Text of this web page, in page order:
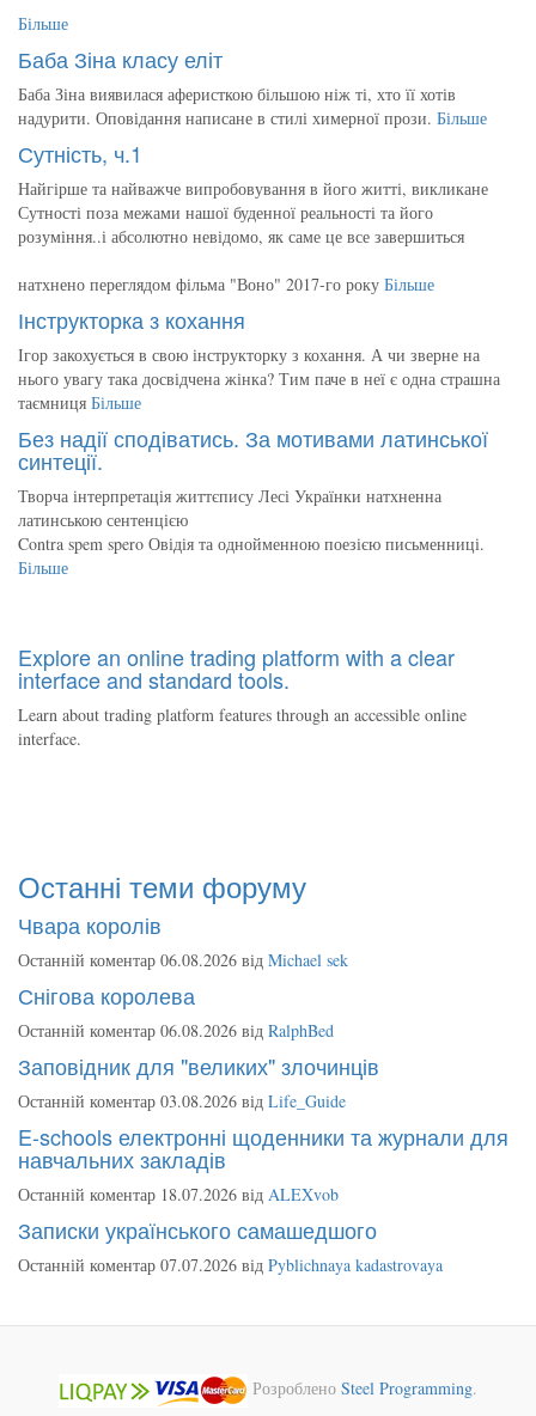
Більше
Баба Зіна класу еліт
Баба Зіна виявилася аферисткою більшою ніж ті, хто її хотів
надурити. Оповідання написане в стилі химерної прози. Більше
Сутність, ч.1
Найгірше та найважче випробовування в його житті, викликане
Сутності поза межами нашої буденної реальності та його
розуміння..і абсолютно невідомо, як саме це все завершиться
натхнено переглядом фільма "Воно" 2017-го року Більше
Інструкторка з кохання
Ігор закохується в свою інструкторку з кохання. А чи зверне на
нього увагу така досвідчена жінка? Тим паче в неї є одна страшна
таємниця Більше
Без надії сподіватись. За мотивами латинської
синтеції.
Творча інтерпретація життєпису Лесі Українки натхненна
латинською сентенцією
Contra spem spero Овідія та однойменною поезією письменниці.
Більше
Explore an online trading platform with a clear
interface and standard tools.
Learn about trading platform features through an accessible online
interface.
Останні теми форуму
Чвара королів
Останній коментар 06.08.2026 від Michael sek
Снігова королева
Останній коментар 06.08.2026 від RalphBed
Заповідник для "великих" злочинців
Останній коментар 03.08.2026 від Life_Guide
E-schools електронні щоденники та журнали для
навчальних закладів
Останній коментар 18.07.2026 від ALEXvob
Записки українського самашедшого
Останній коментар 07.07.2026 від Pyblichnaya kadastrovaya
Розроблено Steel Programming.